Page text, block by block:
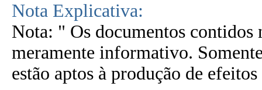
Nota Explicativa:
Nota: " Os documentos contidos
meramente informativo.
estão aptos à produção de